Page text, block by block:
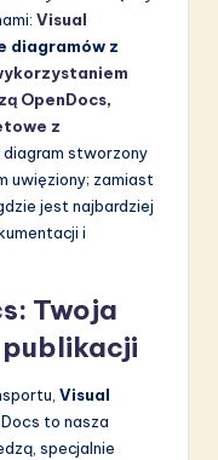
Visual
diagramów z
OpenDocs,
z
diagram stworzony
uwięziony; zamiast
jest najbardziej
i
Twoja
Visual
to nasza
specjalnie